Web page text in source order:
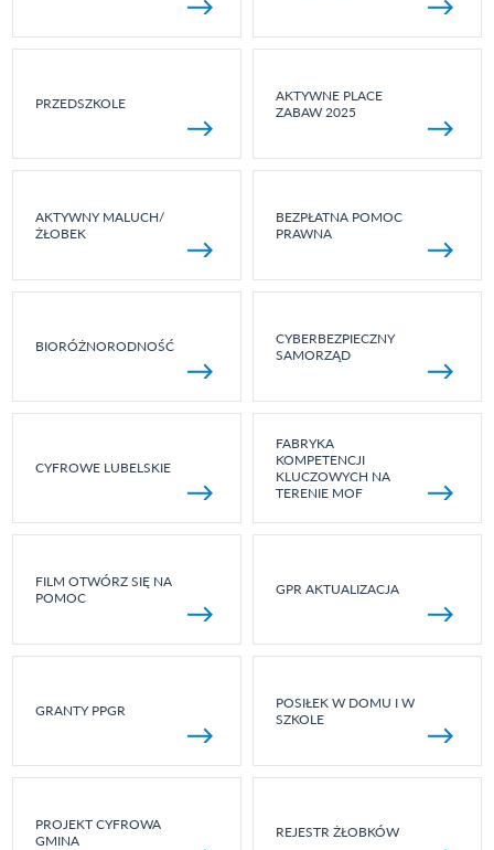
PRZEDSZKOLE
AKTYWNE PLACE
ZABAW 2025
AKTYWNY MALUCH/
ŻŁOBEK
BEZPŁATNA POMOC
PRAWNA
BIORÓŻNORODNOŚĆ
CYBERBEZPIECZNY
SAMORZĄD
CYFROWE LUBELSKIE
FABRYKA
KOMPETENCJI
KLUCZOWYCH NA
TERENIE MOF
FILM OTWÓRZ SIĘ NA
POMOC
GPR AKTUALIZACJA
GRANTY PPGR
POSIŁEK W DOMU I W
SZKOLE
PROJEKT CYFROWA
GMINA
REJESTR ŻŁOBKÓW